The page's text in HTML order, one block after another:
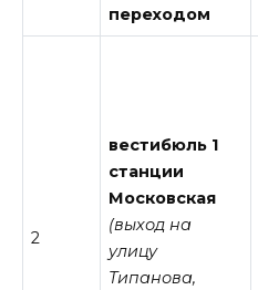
переходом
2
вестибюль 1
станции
Московская
(выход на
улицу
Типанова,